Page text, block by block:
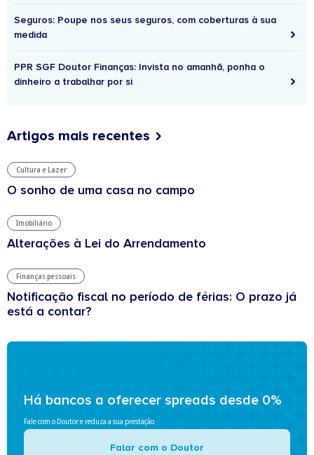
Seguros: Poupe nos seus seguros, com coberturas à sua
medida
PPR SGF Doutor Finanças: Invista no amanhã, ponha o
dinheiro a trabalhar por si
Artigos mais recentes
Cultura e Lazer
O sonho de uma casa no campo
Imobiliário
Alterações à Lei do Arrendamento
Finanças pessoais
Notificação fiscal no período de férias: O prazo já
está a contar?
Há bancos a oferecer spreads desde 0%
Fale com o Doutor e reduza a sua prestação
Falar com o Doutor